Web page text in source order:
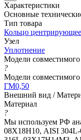
Характеристики
Основные
Тип товара
Кольцо центрирующее
Узел
Уплотнение
Модели совместимого
?
Модели совместимого
ГМ0,50
Внешний вид /
Материал
?
Мы используем РФ
08Х18Н10, AISI